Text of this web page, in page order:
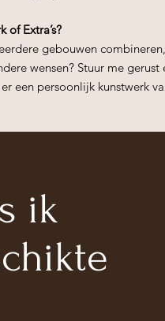
of Extra’s?
gebouwen
wensen? Stuur me
een persoonlijk kunstwerk
ik